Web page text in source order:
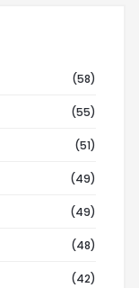
(58)
(55)
(51)
(49)
(49)
(48)
(42)